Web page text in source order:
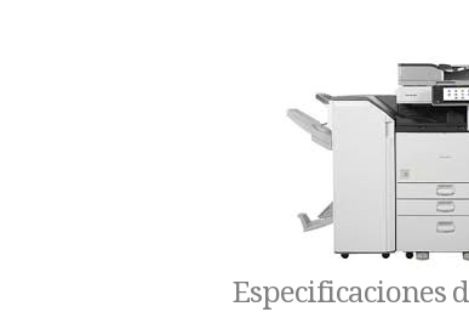
Especificaciones